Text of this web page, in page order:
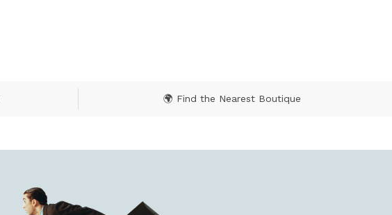
🌍 Find the Nearest Boutique